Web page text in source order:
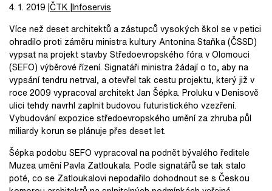
4. 1. 2019 ČTK Infoservis
Více než deset architektů a zástupců vysokých škol se v petici
ohradilo proti záměru ministra kultury Antonína Staňka (ČSSD)
vypsat na projekt stavby Středoevropského fóra v Olomouci
(SEFO) výběrové řízení. Signatáři ministra žádají o to, aby na
vypsání tendru netrval, a otevřel tak cestu projektu, který již v
roce 2009 vypracoval architekt Jan Šépka. Proluku v Denisově
ulici tehdy navrhl zaplnit budovou futuristického vzezření.
Vybudování expozice středoevropského umění za zhruba půl
miliardy korun se plánuje přes deset let.
Šépka podobu SEFO vypracoval na podnět bývalého ředitele
Muzea umění Pavla Zatloukala. Podle signatářů se tak stalo
poté, co se Zatloukalovi nepodařilo dohodnout se s Českou